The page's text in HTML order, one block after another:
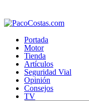
Portada
Motor
Tienda
Artículos
Seguridad Vial
Opinión
Consejos
TV